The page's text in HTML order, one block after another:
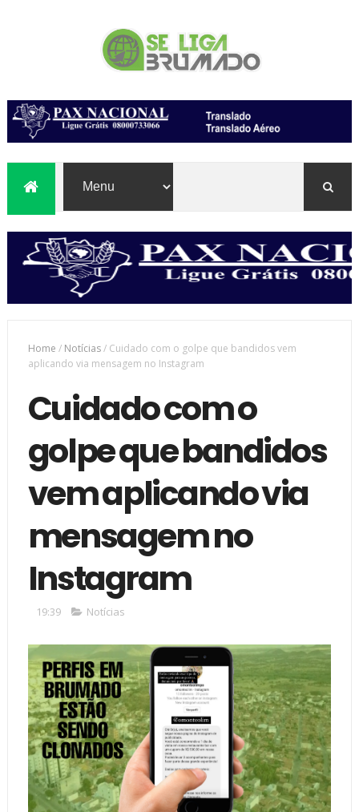
Home / Notícias/ Cuidado com o golpe que bandidos vem
aplicando via mensagem no Instagram
Cuidado com o
golpe que bandidos
vem aplicando via
mensagem no
Instagram
19:39 Notícias